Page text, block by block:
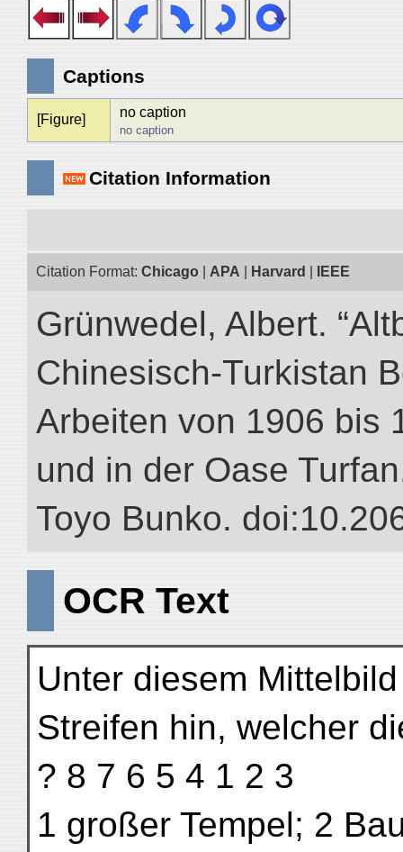
Captions
[Figure] no caption
no caption
Citation Information
Citation Format: Chicago APA Harvard IEEE
Grünwedel, Albert.
Chinesisch-Turkistan
Arbeiten von 1906 bis
und in der Oase
Toyo Bunko.
OCR Text
Unter diesem
Streifen hin, welcher
? 8 7 6 5 4 1 2 3
1 großer Tempel; 2